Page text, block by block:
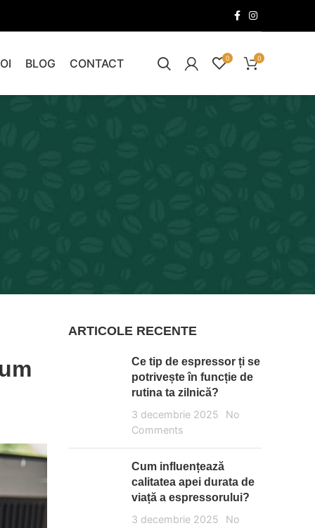
BLOG CONTACT 0 0
ARTICOLE RECENTE
Ce tip de espressor ți se
potrivește în funcție de
rutina ta zilnică?
3 decembrie 2025
No
Comments
Cum influențează
calitatea apei durata de
viață a espressorului?
3 decembrie 2025
No